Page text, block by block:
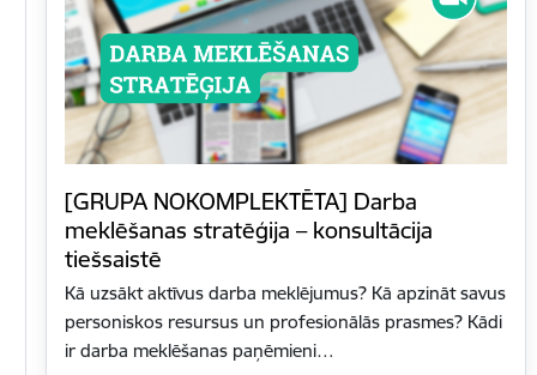
[GRUPA NOKOMPLEKTĒTA] Darba
meklēšanas stratēģija – konsultācija
tiešsaistē
Kā uzsākt aktīvus darba meklējumus? Kā apzināt savus
personiskos resursus un profesionālās prasmes? Kādi
ir darba meklēšanas paņēmieni…